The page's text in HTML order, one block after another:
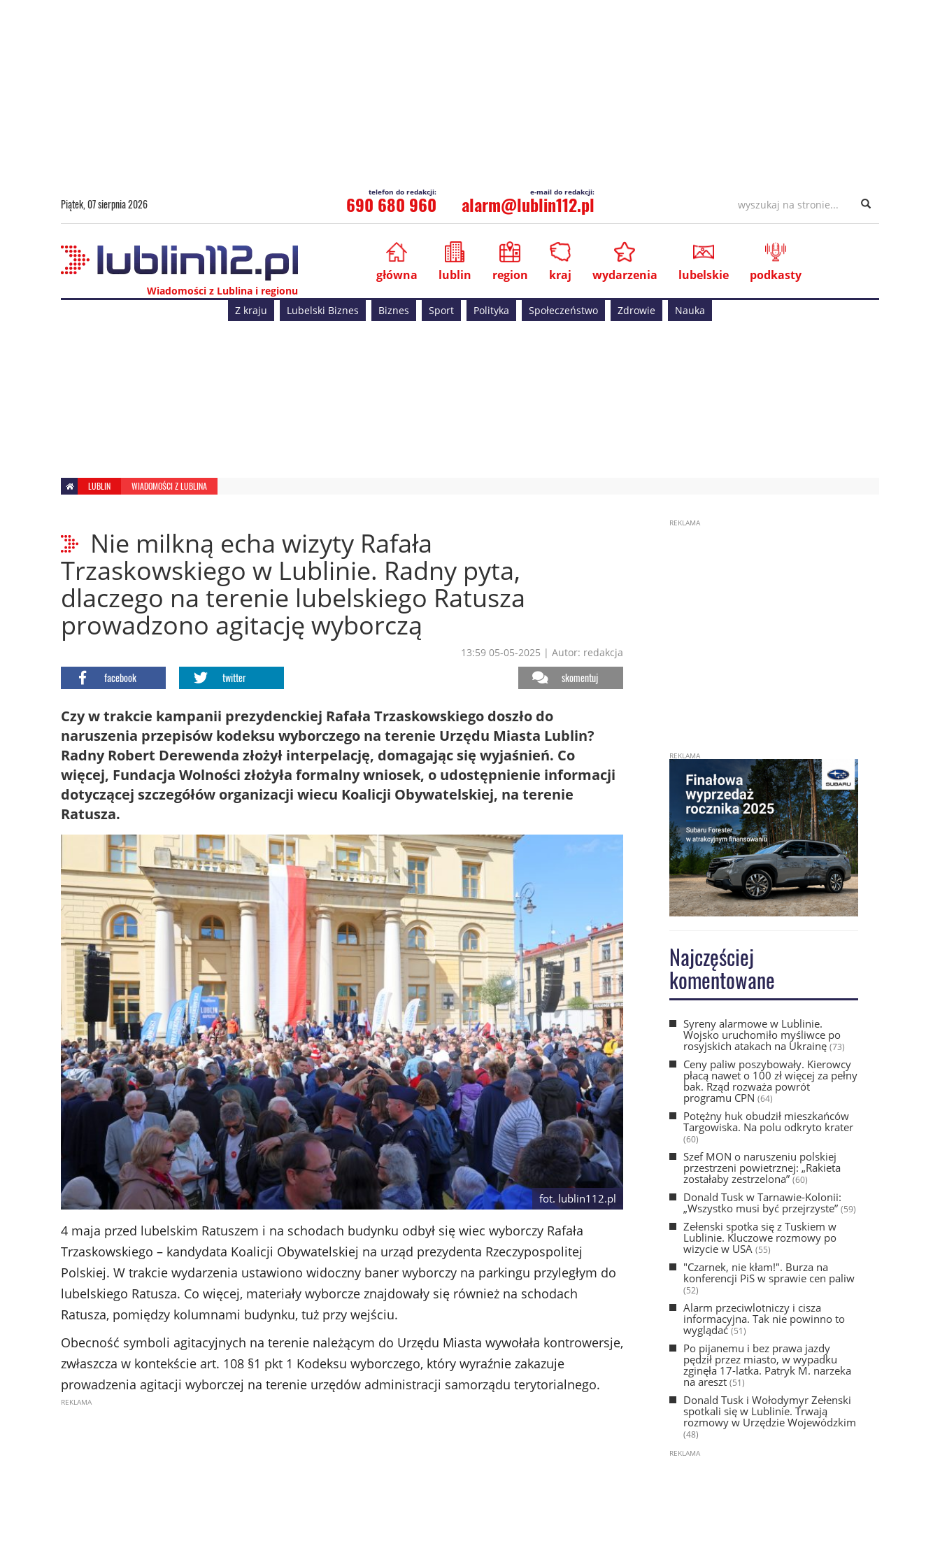
Piątek, 07 sierpnia 2026 690 680 960 alarm@lublin112.pl
Wiadomości z Lublina i regionu
główna lublin region kraj wydarzenia lubelskie podkasty
Z kraju Lubelski Biznes Biznes Sport Polityka Społeczeństwo Zdrowie Nauka
LUBLIN WIADOMOŚCI Z LUBLINA
Nie milkną echa wizyty Rafała
Trzaskowskiego w Lublinie. Radny pyta,
dlaczego na terenie lubelskiego Ratusza
prowadzono agitację wyborczą
13:59 05-05-2025 | Autor: redakcja
facebook twitter skomentuj
Czy w trakcie kampanii prezydenckiej Rafała Trzaskowskiego doszło do
naruszenia przepisów kodeksu wyborczego na terenie Urzędu Miasta Lublin?
Radny Robert Derewenda złożył interpelację, domagając się wyjaśnień. Co
więcej, Fundacja Wolności złożyła formalny wniosek, o udostępnienie informacji
dotyczącej szczegółów organizacji wiecu Koalicji Obywatelskiej, na terenie
Ratusza.
fot. lublin112.pl
4 maja przed lubelskim Ratuszem i na schodach budynku odbył się wiec wyborczy Rafała
Trzaskowskiego – kandydata Koalicji Obywatelskiej na urząd prezydenta Rzeczypospolitej
Polskiej. W trakcie wydarzenia ustawiono widoczny baner wyborczy na parkingu przyległym do
lubelskiego Ratusza. Co więcej, materiały wyborcze znajdowały się również na schodach
Ratusza, pomiędzy kolumnami budynku, tuż przy wejściu.
Obecność symboli agitacyjnych na terenie należącym do Urzędu Miasta wywołała kontrowersje,
zwłaszcza w kontekście art. 108 §1 pkt 1 Kodeksu wyborczego, który wyraźnie zakazuje
prowadzenia agitacji wyborczej na terenie urzędów administracji samorządu terytorialnego.
Najczęściej
komentowane
Syreny alarmowe w Lublinie.
Wojsko uruchomiło myśliwce po
rosyjskich atakach na Ukrainę(73)
Ceny paliw poszybowały. Kierowcy
płacą nawet o 100 zł więcej za pełny
bak. Rząd rozważa powrót
programu CPN (64)
Potężny huk obudził mieszkańców
Targowiska. Na polu odkryto krater
(60)
Szef MON o naruszeniu polskiej
przestrzeni powietrznej: „Rakieta
zostałaby zestrzelona” (60)
Donald Tusk w Tarnawie-Kolonii:
„Wszystko musi być przejrzyste” (59)
Zełenski spotka się z Tuskiem w
Lublinie. Kluczowe rozmowy po
wizycie w USA (55)
"Czarnek, nie kłam!". Burza na
konferencji PiS w sprawie cen paliw
(52)
Alarm przeciwlotniczy i cisza
informacyjna. Tak nie powinno to
wyglądać(51)
Po pijanemu i bez prawa jazdy
pędził przez miasto, w wypadku
zginęła 17-latka. Patryk M. narzeka
na areszt (51)
Donald Tusk i Wołodymyr Zełenski
spotkali się w Lublinie. Trwają
rozmowy w Urzędzie Wojewódzkim
(48)